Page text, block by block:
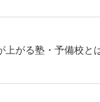
上がる塾・予備校と